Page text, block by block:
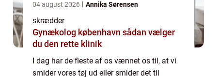
04 august 2026 Annika Sørensen
skrædder
Gynækolog københavn sådan vælger
du den rette klinik
I dag har de fleste af os vænnet os til, at vi
smider vores tøj ud eller smider det til